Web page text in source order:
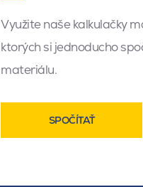
Využite naše kalkulačky
ktorých si jednoducho
materiálu.
SPOČÍTAŤ